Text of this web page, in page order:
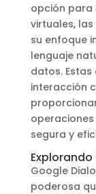
opción para
virtuales,
su enfoque
lenguaje
datos.
interacción
segura y
Google
poderosa